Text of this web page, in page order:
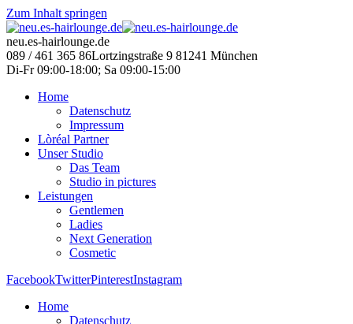
Zum Inhalt springen
neu.es-hairlounge.de
089 / 461 365 86Lortzingstraße 9 81241 München
Di-Fr 09:00-18:00; Sa 09:00-15:00
Home
Datenschutz
Impressum
Lòréal Partner
Unser Studio
Das Team
Studio in pictures
Leistungen
Gentlemen
Ladies
Next Generation
Cosmetic
FacebookTwitterPinterestInstagram
Home
Datenschutz